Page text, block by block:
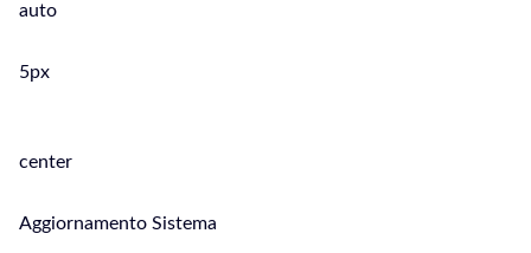
auto
5px
center
Aggiornamento Sistema